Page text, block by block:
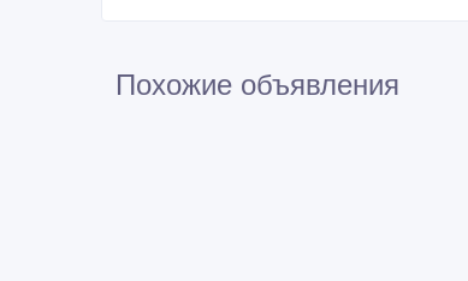
Похожие объявления